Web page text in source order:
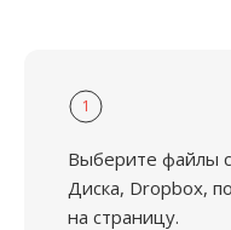
1
Выберите файлы
Диска, Dropbox,
на страницу.